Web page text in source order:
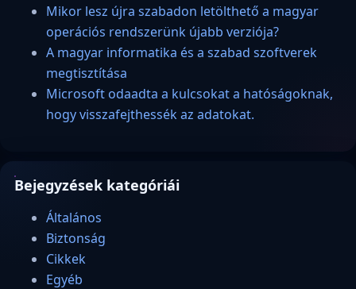
Mikor lesz újra szabadon letölthető a magyar
operációs rendszerünk újabb verziója?
A magyar informatika és a szabad szoftverek
megtisztítása
Microsoft odaadta a kulcsokat a hatóságoknak,
hogy visszafejthessék az adatokat.
Bejegyzések kategóriái
Általános
Biztonság
Cikkek
Egyéb